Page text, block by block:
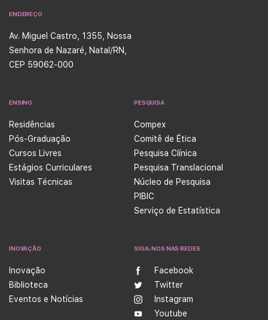
ENDEREÇO
Av. Miguel Castro, 1355, Nossa
Senhora de Nazaré, Natal/RN,
CEP 59062-000
ENSINO
Residências
Pós-Graduação
Cursos Livres
Estágios Curriculares
Visitas Técnicas
PESQUISA
Compex
Comitê de Ética
Pesquisa Clínica
Pesquisa Translacional
Núcleo de Pesquisa
PIBIC
Serviço de Estatística
INOVAÇÃO
Inovação
Biblioteca
Eventos e Notícias
SIGA-NOS NAS REDES
Facebook
Twitter
Instagram
Youtube